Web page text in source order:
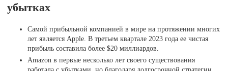
убытках
Самой прибыльной компанией в мире на протяжении многих
лет является Apple. В третьем квартале 2023 года ее чистая
прибыль составила более $20 миллиардов.
Amazon в первые несколько лет своего существования